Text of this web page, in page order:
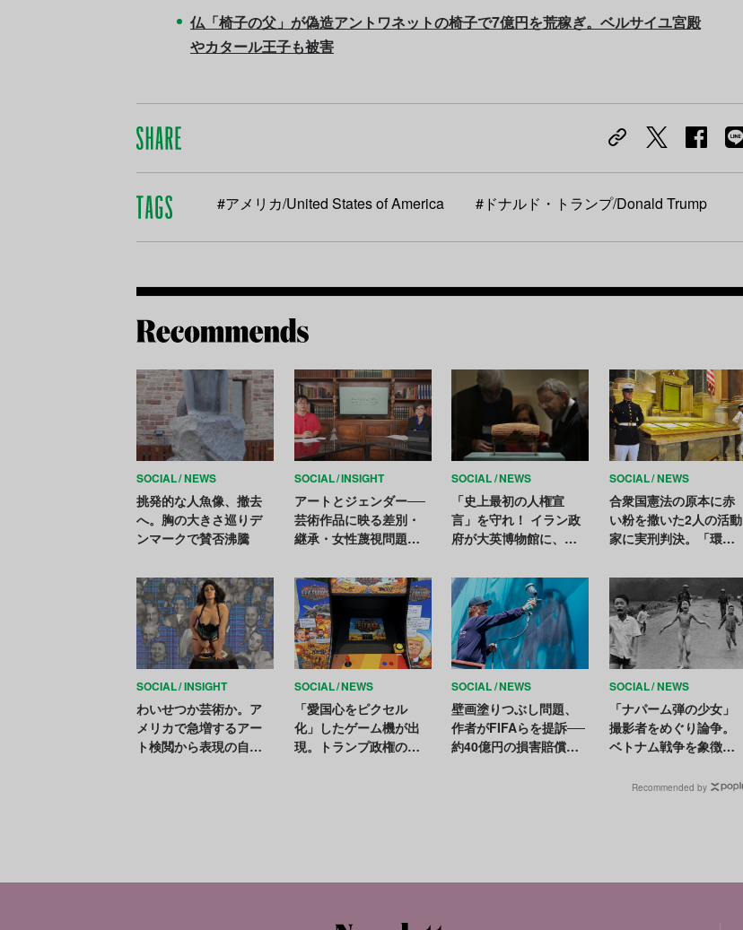
仏「椅子の父」が偽造アントワネットの椅子で7億円を荒稼ぎ。ベルサイユ宮殿
やカタール王子も被害
#アメリカ/United States of America #ドナルド・トランプ/Donald Trump
SOCIAL NEWS
挑発的な人魚像、撤去
へ。胸の大きさ巡りデ
ンマークで賛否沸騰
SOCIAL INSIGHT
アートとジェンダー──
芸術作品に映る差別・
継承・女性蔑視問題を
う国際女性デー】
SOCIAL NEWS
「史上最初の人権宣
言」を守れ！ イラン政
府が大英博物館に、イ
与中止を要請
SOCIAL NEWS
合衆国憲法の原本に赤
い粉を撒いた2人の活動
家に実刑判決。「環境
壊行為」
SOCIAL INSIGHT
わいせつか芸術か。ア
メリカで急増するアー
ト検閲から表現の自由
SOCIAL NEWS
「愛国心をピクセル
化」したゲーム機が出
現。トランプ政権の戦
SOCIAL NEWS
壁画塗りつぶし問題、
作者がFIFAらを提訴──
約40億円の損害賠償求
SOCIAL NEWS
「ナパーム弾の少女」
撮影者をめぐり論争。
ベトナム戦争を象徴す
記が一時停止に
Recommended by